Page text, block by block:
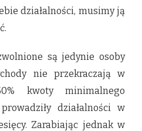
działalności, musimy ją
są jedynie osoby
nie przekraczają w
kwoty minimalnego
działalności w
Zarabiając jednak w